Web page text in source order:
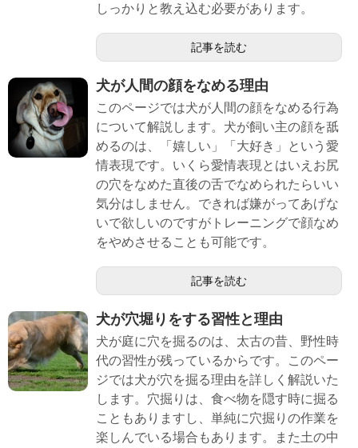
しっかりと教え込む必要があります。
記事を読む
犬が人間の顔をなめる理由
このページでは犬が人間の顔をなめる行為
について解説します。犬が飼い主の顔を舐
めるのは、「嬉しい」「大好き」という愛
情表現です。いくら愛情表現とはいえお尻
の穴をなめた直後の舌でなめられたらいい
気分はしません。できれば嫌がってあげな
いで欲しいのですがトレーニングで顔なめ
をやめさせることも可能です。
記事を読む
犬が穴堀りをする習性と理由
犬が庭に穴を掘るのは、太古の昔、野性時
代の習性が残っているからです。このペー
ジでは犬が穴を掘る理由を詳しく解説いた
します。穴掘りは、食べ物を隠す時に掘る
こともありますし、単純に穴掘りの作業を
楽しんでいる場合もあります。また土の中